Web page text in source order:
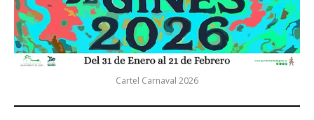
Cartel Carnaval 2026